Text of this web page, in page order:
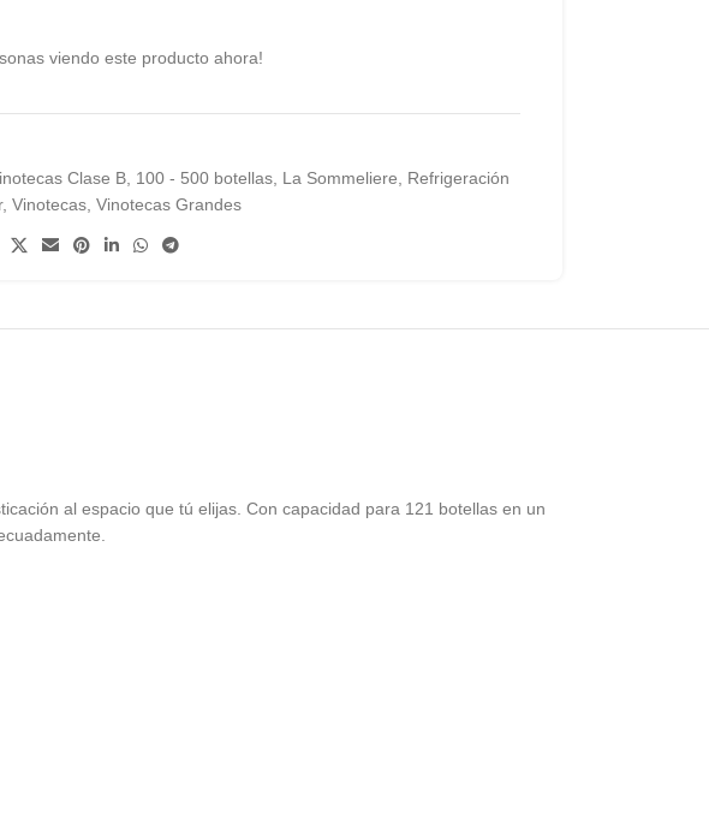
viendo este producto ahora!
Clase B, 100 - 500 botellas, La Sommeliere
Refrigeración
, Vinotecas, Vinotecas Grandes
al espacio que tú elijas. Con capacidad para 121 botellas en un